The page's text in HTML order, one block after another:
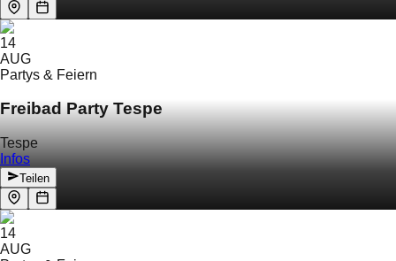
14
AUG
Partys & Feiern
Freibad Party Tespe
Tespe
Infos
Teilen
14
AUG